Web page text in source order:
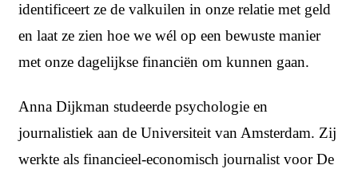
identificeert ze de valkuilen in onze relatie met geld
en laat ze zien hoe we wél op een bewuste manier
met onze dagelijkse financiën om kunnen gaan.
Anna Dijkman studeerde psychologie en
journalistiek aan de Universiteit van Amsterdam. Zij
werkte als financieel-economisch journalist voor De